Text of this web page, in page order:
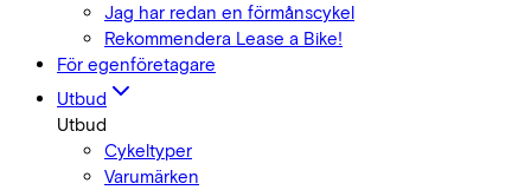
Jag har redan en förmånscykel
Rekommendera Lease a Bike!
För egenföretagare
Utbud
Utbud
Cykeltyper
Varumärken